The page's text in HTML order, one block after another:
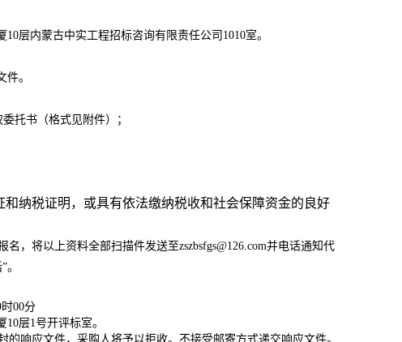
10层内蒙古中实工程招标咨询有限责任公司1010室。
件。
委托书（格式见附件）；
和纳税证明，或具有依法缴纳税收和社会保障资金的良好
名，将以上资料全部扫描件发送至zszbsfgs@126.com并电话通知代
00分
层1号开评标室。
响应文件，采购人将予以拒收。不接受邮寄方式递交响应文件。